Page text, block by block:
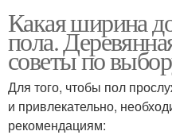
Какая ширина
пола.
советы по
Для того, чтобы пол
и привлекательно,
рекомендациям: